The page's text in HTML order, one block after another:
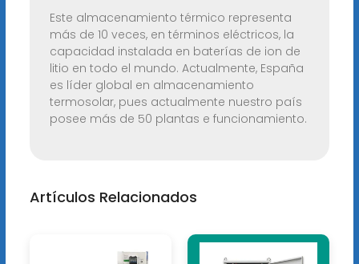
Este almacenamiento térmico representa
más de 10 veces, en términos eléctricos, la
capacidad instalada en baterías de ion de
litio en todo el mundo. Actualmente, España
es líder global en almacenamiento
termosolar, pues actualmente nuestro país
posee más de 50 plantas e funcionamiento.
Artículos Relacionados